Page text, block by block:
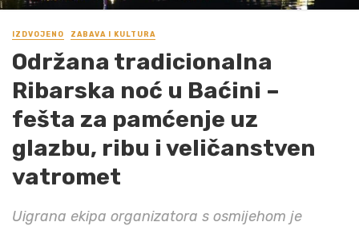
IZDVOJENO ZABAVA I KULTURA
Održana tradicionalna
Ribarska noć u Baćini –
fešta za pamćenje uz
glazbu, ribu i veličanstven
vatromet
Uigrana ekipa organizatora s osmijehom je